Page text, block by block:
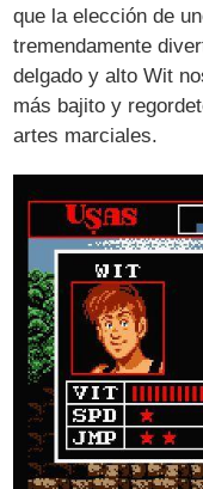
que la elección de
tremendamente
delgado y alto Wit
más bajito y
artes marciales.